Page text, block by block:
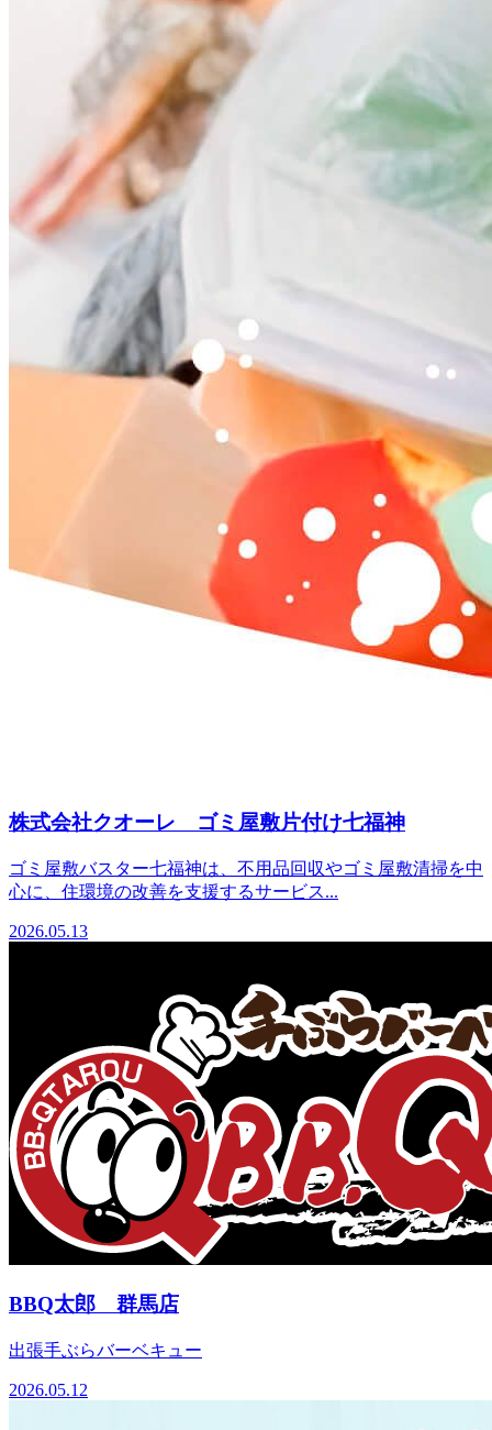
株式会社クオーレ ゴミ屋敷片付け七福神
ゴミ屋敷バスター七福神は、不用品回収やゴミ屋敷清掃を中
心に、住環境の改善を支援するサービス...
2026.05.13
BBQ太郎 群馬店
出張手ぶらバーベキュー
2026.05.12